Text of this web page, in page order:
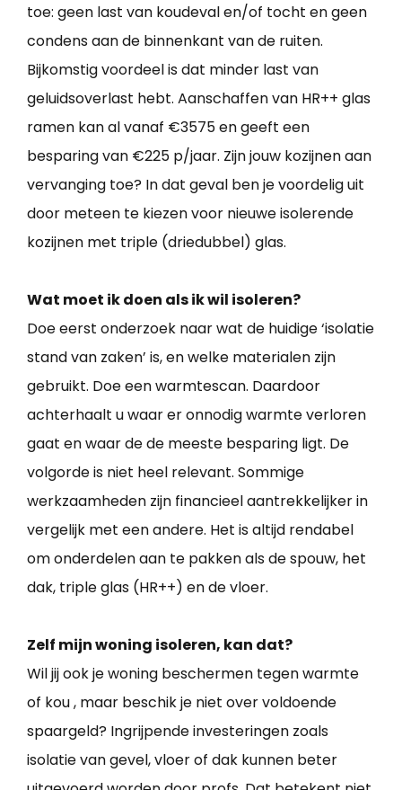
toe: geen last van koudeval en/of tocht en geen
condens aan de binnenkant van de ruiten.
Bijkomstig voordeel is dat minder last van
geluidsoverlast hebt. Aanschaffen van HR++ glas
ramen kan al vanaf €3575 en geeft een
besparing van €225 p/jaar. Zijn jouw kozijnen aan
vervanging toe? In dat geval ben je voordelig uit
door meteen te kiezen voor nieuwe isolerende
kozijnen met triple (driedubbel) glas.
Wat moet ik doen als ik wil isoleren?
Doe eerst onderzoek naar wat de huidige ‘isolatie
stand van zaken’ is, en welke materialen zijn
gebruikt. Doe een warmtescan. Daardoor
achterhaalt u waar er onnodig warmte verloren
gaat en waar de de meeste besparing ligt. De
volgorde is niet heel relevant. Sommige
werkzaamheden zijn financieel aantrekkelijker in
vergelijk met een andere. Het is altijd rendabel
om onderdelen aan te pakken als de spouw, het
dak, triple glas (HR++) en de vloer.
Zelf mijn woning isoleren, kan dat?
Wil jij ook je woning beschermen tegen warmte
of kou , maar beschik je niet over voldoende
spaargeld? Ingrijpende investeringen zoals
isolatie van gevel, vloer of dak kunnen beter